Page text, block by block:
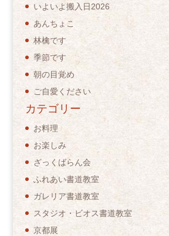
いよいよ搬入日2026
あんちょこ
林檎です
季節です
朝の目覚め
ご自愛ください
カテゴリー
お料理
お楽しみ
ざっくばらん会
ふれあい書道教室
ガレリア書道教室
スタジオ・ビオス書道教室
京都展